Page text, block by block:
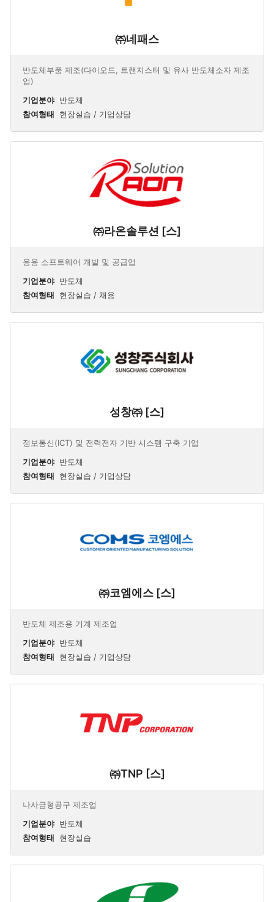
㈜네패스
반도체부품 제조(다이오드, 트랜지스터 및 유사 반도체소자 제조
업)
기업분야 반도체
참여형태
현장실습 / 기업상담
㈜라온솔루션 [스]
응용 소프트웨어 개발 및 공급업
기업분야 반도체
참여형태
현장실습 / 채용
성창㈜ [스]
정보통신(ICT) 및 전력전자 기반 시스템 구축 기업
기업분야 반도체
참여형태
현장실습 / 기업상담
㈜코엠에스 [스]
반도체 제조용 기계 제조업
기업분야 반도체
참여형태
현장실습 / 기업상담
㈜TNP [스]
나사금형공구 제조업
기업분야 반도체
참여형태
현장실습